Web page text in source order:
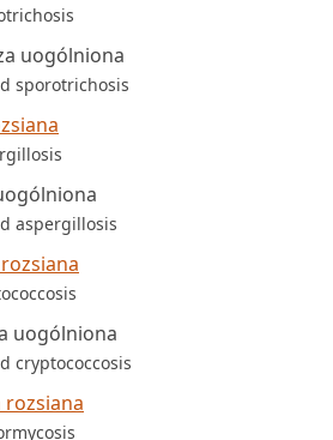
uogólniona
sporotrichosis
aspergillosis
uogólniona
cryptococcosis